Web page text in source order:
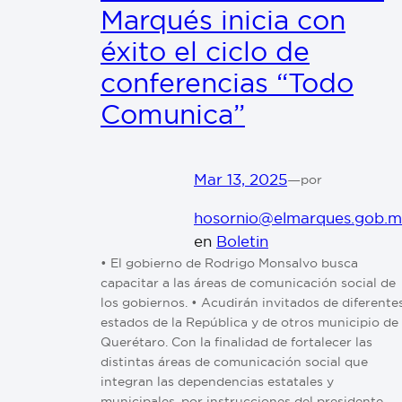
Marqués inicia con
éxito el ciclo de
conferencias “Todo
Comunica”
Mar 13, 2025—por
en Boletin
•⁠ ⁠El gobierno de Rodrigo Monsalvo busca
capacitar a las áreas de comunicación social de
los gobiernos. •⁠ ⁠Acudirán invitados de
estados de la República y de otros municipio de
Querétaro. Con la finalidad de fortalecer las
distintas áreas de comunicación social que
integran las dependencias estatales y